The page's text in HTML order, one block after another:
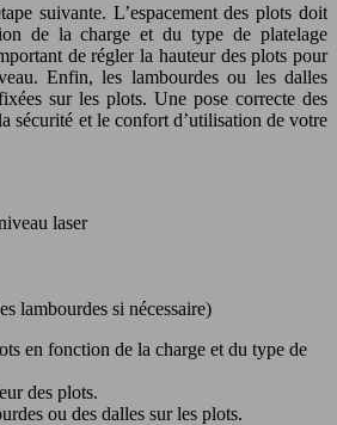
suivante. L’espacement des plots doit
de la charge et du type de platelage
de régler la hauteur des plots pour
Enfin, les lambourdes ou les dalles
sur les plots. Une pose correcte des
sécurité et le confort d’utilisation de votre
laser
lambourdes si nécessaire)
en fonction de la charge et du type de
des plots.
ou des dalles sur les plots.